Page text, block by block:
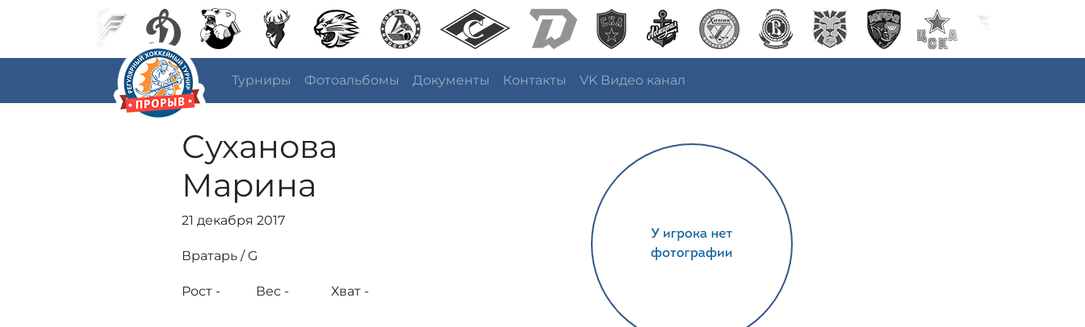
Турниры Фотоальбомы Документы Контакты VK Видео канал
Суханова
Марина
21 декабря 2017
Вратарь / G
Рост - Вес - Хват -